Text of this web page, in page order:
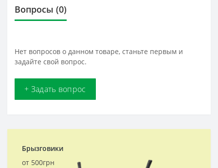
Вопросы (0)
Нет вопросов о данном товаре, станьте первым и
задайте свой вопрос.
+ Задать вопрос
Брызговики
от 500грн